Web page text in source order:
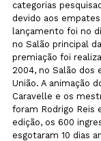
categorias
devido aos
lançamento foi no
no Salão principal
premiação foi
2004, no Salão dos
União. A animação
Caravelle e os
foram Rodrigo Reis
edição, os 600
esgotaram 10 dias